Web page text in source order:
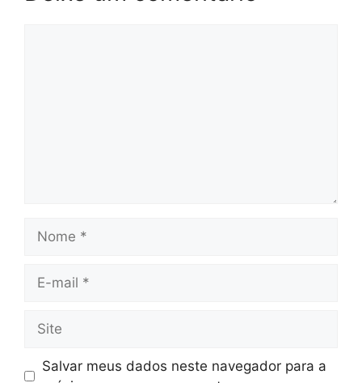
mail
Salvar meus dados neste navegador para a